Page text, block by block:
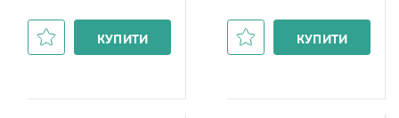
КУПИТИ КУПИТИ